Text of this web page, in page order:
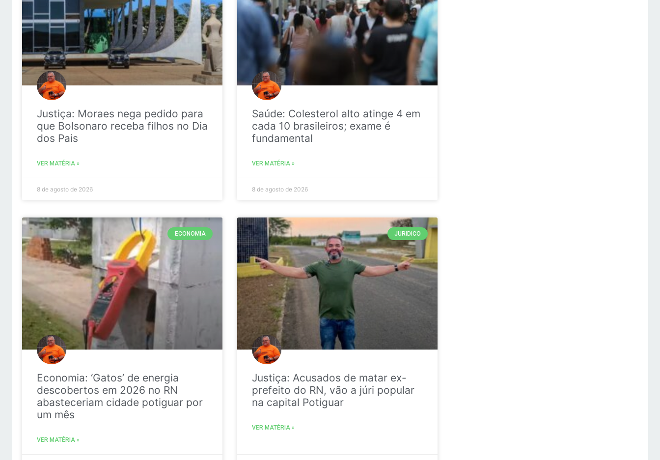
Justiça: Moraes nega pedido para
que Bolsonaro receba filhos no Dia
dos Pais
VER MATÉRIA »
8 de agosto de 2026
Saúde: Colesterol alto atinge 4 em
cada 10 brasileiros; exame é
fundamental
VER MATÉRIA »
8 de agosto de 2026
ECONOMIA
Economia: ‘Gatos’ de energia
descobertos em 2026 no RN
abasteceriam cidade potiguar por
um mês
VER MATÉRIA »
JURIDICO
Justiça: Acusados de matar ex-
prefeito do RN, vão a júri popular
na capital Potiguar
VER MATÉRIA »